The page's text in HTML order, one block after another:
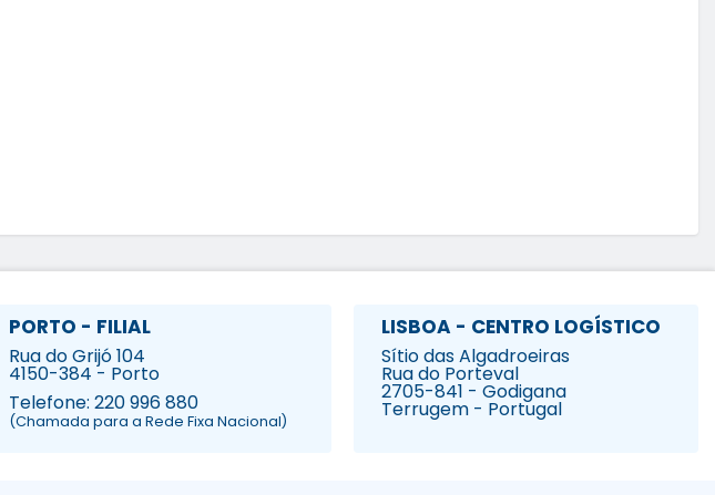
PORTO - FILIAL
Rua do Grijó 104
4150-384 - Porto
Telefone: 220 996 880
(Chamada para a Rede Fixa Nacional)
LISBOA - CENTRO LOGÍSTICO
Sítio das Algadroeiras
Rua do Porteval
2705-841 - Godigana
Terrugem - Portugal